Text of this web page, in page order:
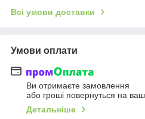
Всі умови доставки
Умови оплати
Ви отримаєте замовлення
або гроші повернуться на
Детальніше